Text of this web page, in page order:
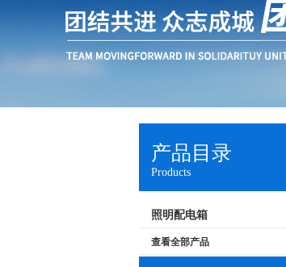
产品目录
Products
照明配电箱
查看全部产品